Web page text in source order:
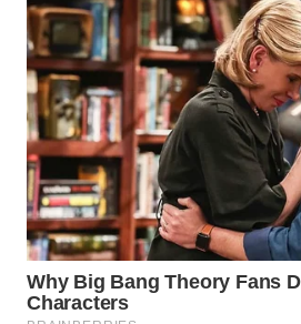
WN
SUBANG
WN
SUKABUMI
WN
PURWAKARTA
WN
PRIANGAN
TIMUR